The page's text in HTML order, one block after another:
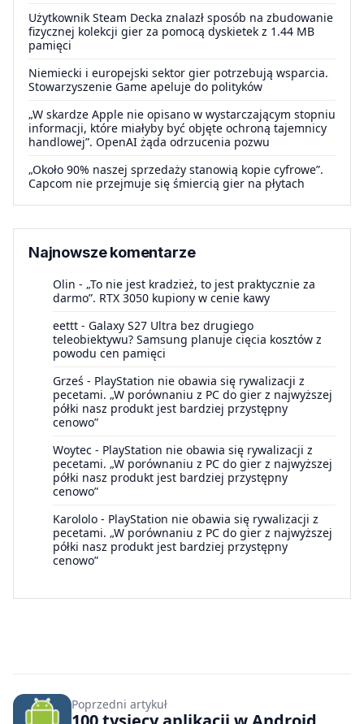
Użytkownik Steam Decka znalazł sposób na zbudowanie
fizycznej kolekcji gier za pomocą dyskietek z 1.44 MB
pamięci
Niemiecki i europejski sektor gier potrzebują wsparcia.
Stowarzyszenie Game apeluje do polityków
„W skardze Apple nie opisano w wystarczającym stopniu
informacji, które miałyby być objęte ochroną tajemnicy
handlowej”. OpenAI żąda odrzucenia pozwu
„Około 90% naszej sprzedaży stanowią kopie cyfrowe”.
Capcom nie przejmuje się śmiercią gier na płytach
Najnowsze komentarze
Olin - „To nie jest kradzież, to jest praktycznie za
darmo”. RTX 3050 kupiony w cenie kawy
eettt - Galaxy S27 Ultra bez drugiego
teleobiektywu? Samsung planuje cięcia kosztów z
powodu cen pamięci
Grześ - PlayStation nie obawia się rywalizacji z
pecetami. „W porównaniu z PC do gier z najwyższej
półki nasz produkt jest bardziej przystępny
cenowo”
Woytec - PlayStation nie obawia się rywalizacji z
pecetami. „W porównaniu z PC do gier z najwyższej
półki nasz produkt jest bardziej przystępny
cenowo”
Karololo - PlayStation nie obawia się rywalizacji z
pecetami. „W porównaniu z PC do gier z najwyższej
półki nasz produkt jest bardziej przystępny
cenowo”
Poprzedni artykuł